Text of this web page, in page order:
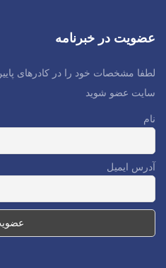
عضویت در خبرنامه
لطفا مشخصات خود را در کادرهای
سایت عضو شوید
نام
آدرس ایمیل